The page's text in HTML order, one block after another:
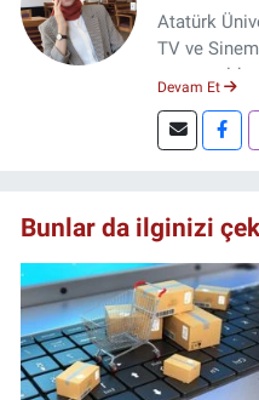
Atatürk
TV ve
mezun
muhabirlik
Devam Et
Bunlar da ilginizi